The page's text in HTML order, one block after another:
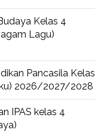
Kelas 4
Lagu)
Pancasila Kelas
2026/2027/2028
IPAS kelas 4